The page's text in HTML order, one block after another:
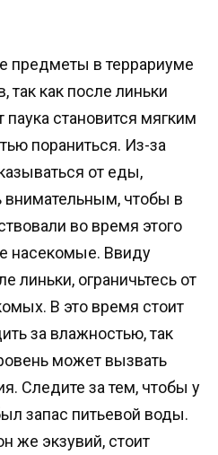
предметы в террариуме
так как после линьки
становится мягким
пораниться. Из-за
от еды,
внимательным, чтобы в
во время этого
насекомые. Ввиду
линьки, ограничьтесь от
В это время стоит
за влажностью, так
может вызвать
Следите за тем, чтобы у
запас питьевой воды.
же экзувий, стоит